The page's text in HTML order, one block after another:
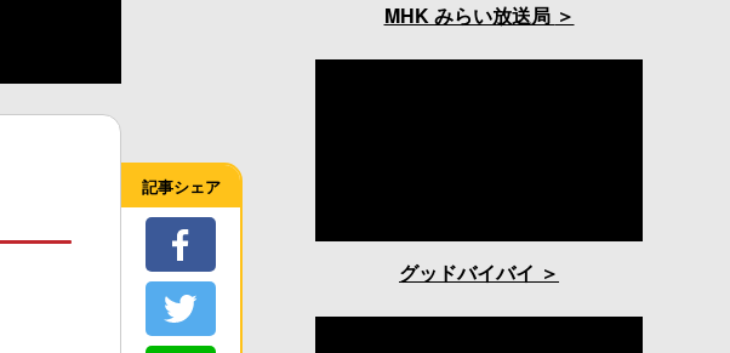
記事シェア
MHK みらい放送局
グッドバイバイ